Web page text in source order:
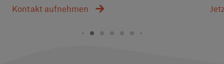
Kontakt aufnehmen